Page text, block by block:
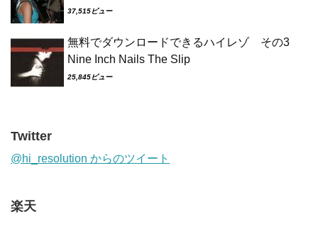
37,515ビュー
無料でダウンロードできるハイレゾ その3
Nine Inch Nails The Slip
25,845ビュー
Twitter
@hi_resolution からのツイート
楽天